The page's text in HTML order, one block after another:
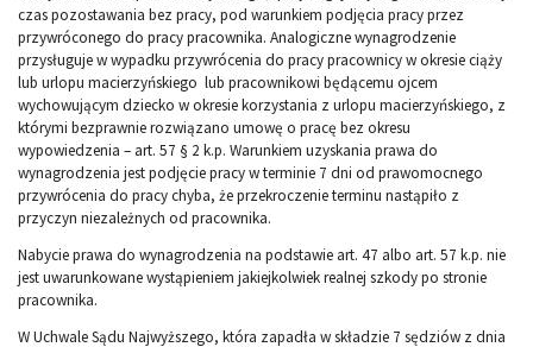
czas pozostawania bez pracy, pod warunkiem podjęcia pracy przez
przywróconego do pracy pracownika. Analogiczne wynagrodzenie
przysługuje w wypadku przywrócenia do pracy pracownicy w okresie ciąży
lub urlopu macierzyńskiego lub pracownikowi będącemu ojcem
wychowującym dziecko w okresie korzystania z urlopu macierzyńskiego, z
którymi bezprawnie rozwiązano umowę o pracę bez okresu
wypowiedzenia – art. 57 § 2 k.p. Warunkiem uzyskania prawa do
wynagrodzenia jest podjęcie pracy w terminie 7 dni od prawomocnego
przywrócenia do pracy chyba, że przekroczenie terminu nastąpiło z
przyczyn niezależnych od pracownika.
Nabycie prawa do wynagrodzenia na podstawie art. 47 albo art. 57 k.p. nie
jest uwarunkowane wystąpieniem jakiejkolwiek realnej szkody po stronie
pracownika.
W Uchwale Sądu Najwyższego, która zapadła w składzie 7 sędziów z dnia